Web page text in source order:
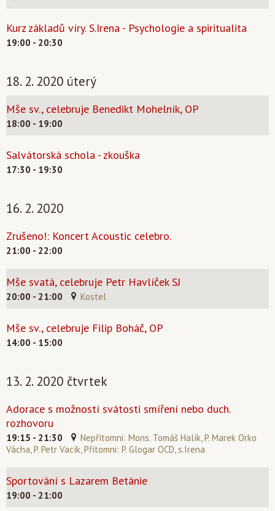
Kurz základů víry. S.Irena - Psychologie a spiritualita
19:00 - 20:30
18. 2. 2020 úterý
Mše sv., celebruje Benedikt Mohelník, OP
18:00 - 19:00
Salvátorská schola - zkouška
17:30 - 19:30
16. 2. 2020
Zrušeno!: Koncert Acoustic celebro.
21:00 - 22:00
Mše svatá, celebruje Petr Havlíček SJ
20:00 - 21:00 Kostel
Mše sv., celebruje Filip Boháč, OP
14:00 - 15:00
13. 2. 2020 čtvrtek
Adorace s možností svátosti smíření nebo duch.
rozhovoru
19:15 - 21:30
Nepřítomni: Mons. Tomáš Halík, P. Marek Orko
Vácha, P. Petr Vacík, Přítomni: P. Glogar OCD, s.Irena
Sportování s Lazarem Betánie
19:00 - 21:00